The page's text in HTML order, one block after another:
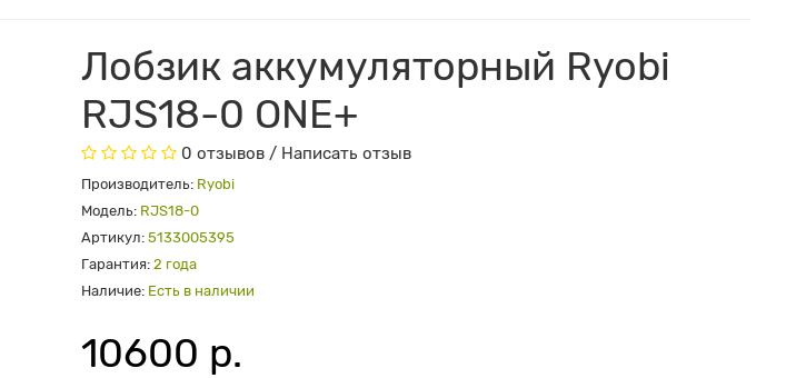
Лобзик аккумуляторный Ryobi
RJS18-0 ONE+
0 отзывов / Написать отзыв
Производитель: Ryobi
Модель: RJS18-0
Артикул: 5133005395
Гарантия: 2 года
Наличие: Есть в наличии
10600 р.